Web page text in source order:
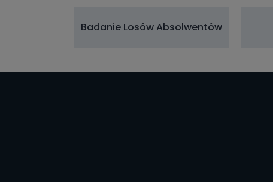
Badanie Losów Absolwentów